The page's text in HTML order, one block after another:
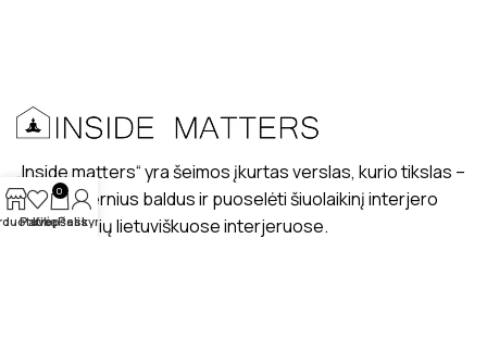
„Inside matters“ yra šeimos įkurtas verslas, kurio tikslas –
kurti modernius baldus ir puoselėti šiuolaikinį interjero
dizaino stilių lietuviškuose interjeruose.
Patikę
0
Krepšelis
Paskyra